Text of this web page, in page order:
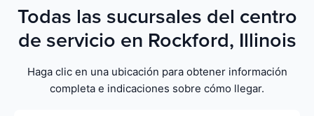
Todas las sucursales del centro
de servicio en Rockford, Illinois
Haga clic en una ubicación para obtener información
completa e indicaciones sobre cómo llegar.